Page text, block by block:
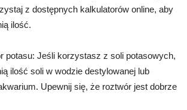
z dostępnych kalkulatorów online, aby
ilość.
potasu: Jeśli korzystasz z soli potasowych,
ilość soli w wodzie destylowanej lub
Upewnij się, że roztwór jest dobrze